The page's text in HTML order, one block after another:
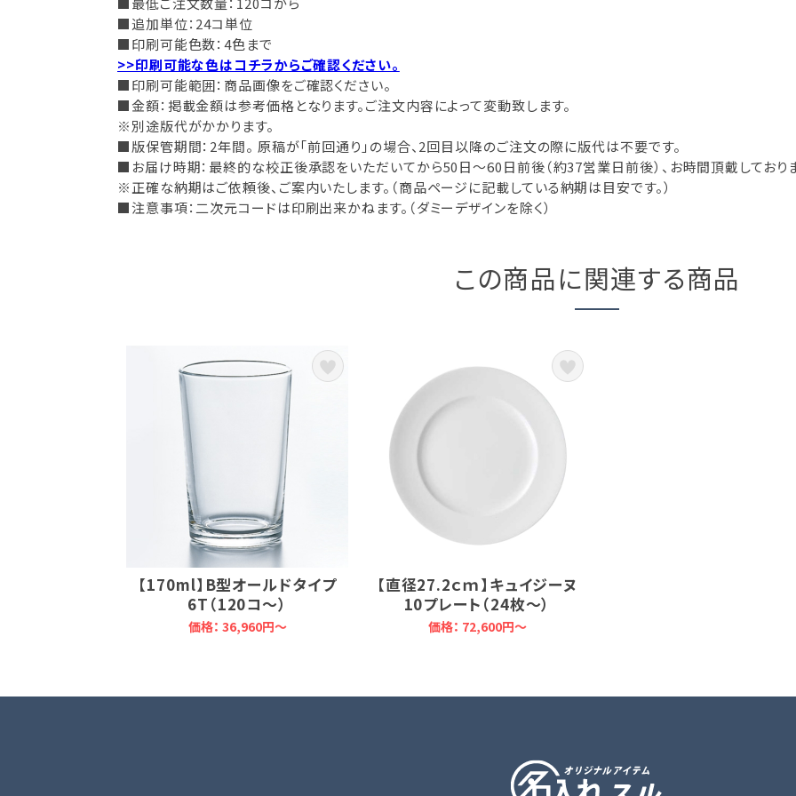
■追加単位：24コ単位
■印刷可能色数：4色まで
>>印刷可能な色はコチラからご確認ください。
■印刷可能範囲：商品画像をご確認ください。
■金額：掲載金額は参考価格となります。ご注文内容によって変動致します。
※別途版代がかかります。
■版保管期間：2年間。 原稿が「前回通り」の場合、2回目以降のご注文の際に版代は不要です。
■お届け時期：最終的な校正後承認をいただいてから50日～60日前後（約37営業日前後）、お時間頂戴しており
※正確な納期はご依頼後、ご案内いたします。（商品ページに記載している納期は目安です。）
■注意事項：二次元コードは印刷出来かねます。（ダミーデザインを除く）
この商品に関連する商品
【170ml】B型オールドタイプ
6T（120コ～）
価格： 36,960円～
【直径27.2ｃｍ】キュイジーヌ
10プレート（24枚～）
価格： 72,600円～